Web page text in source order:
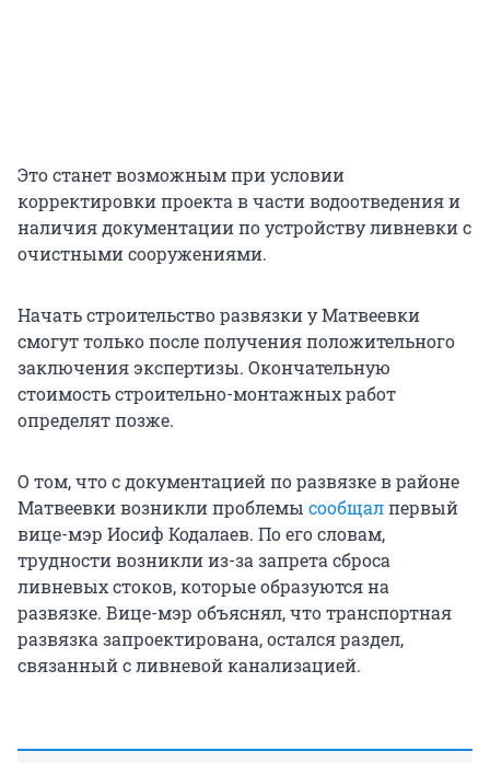
Это станет возможным при условии
корректировки проекта в части водоотведения и
наличия документации по устройству ливневки с
очистными сооружениями.
Начать строительство развязки у Матвеевки
смогут только после получения положительного
заключения экспертизы. Окончательную
стоимость строительно-монтажных работ
определят позже.
О том, что с документацией по развязке в районе
Матвеевки возникли проблемы сообщалпервый
вице-мэр Иосиф Кодалаев. По его словам,
трудности возникли из-за запрета сброса
ливневых стоков, которые образуются на
развязке. Вице-мэр объяснял, что транспортная
развязка запроектирована, остался раздел,
связанный с ливневой канализацией.